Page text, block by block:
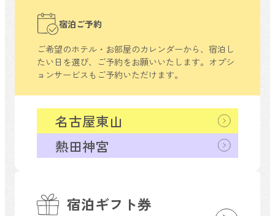
宿泊ギフト券
宿泊ご予約
ご希望のホテル・お部屋のカレンダーから、 宿泊し
たい日を選び、ご予約をお願いいたします。 オプシ
ョンサービスもご予約いただけます。
熱田神宮
名古屋東山